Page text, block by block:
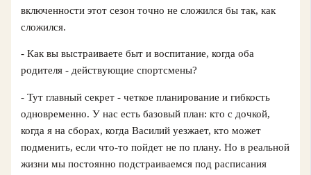
включенности этот сезон точно не сложился бы так, как
сложился.
- Как вы выстраиваете быт и воспитание, когда оба
родителя - действующие спортсмены?
- Тут главный секрет - четкое планирование и гибкость
одновременно. У нас есть базовый план: кто с дочкой,
когда я на сборах, когда Василий уезжает, кто может
подменить, если что‑то пойдет не по плану. Но в реальной
жизни мы постоянно подстраиваемся под расписания